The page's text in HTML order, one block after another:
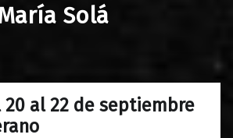
Solá
20 al 22 de septiembre